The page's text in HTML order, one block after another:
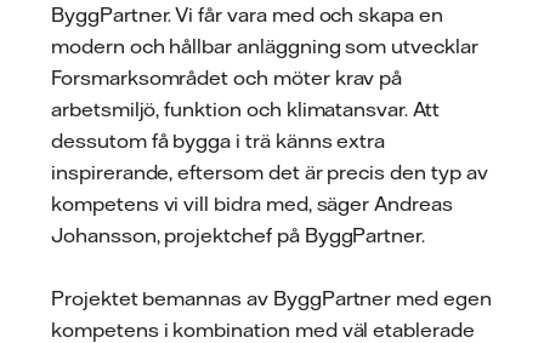
ByggPartner. Vi får vara med och skapa en
modern och hållbar anläggning som utvecklar
Forsmarksområdet och möter krav på
arbetsmiljö, funktion och klimatansvar. Att
dessutom få bygga i trä känns extra
inspirerande, eftersom det är precis den typ av
kompetens vi vill bidra med, säger Andreas
Johansson, projektchef på ByggPartner.
Projektet bemannas av ByggPartner med egen
kompetens i kombination med väl etablerade